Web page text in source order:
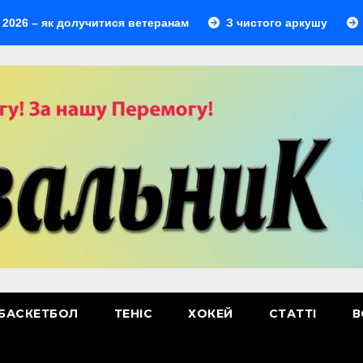
ветеранам З чистого аркушу Перший
ТЕНІС ХОКЕЙ СТАТТІ